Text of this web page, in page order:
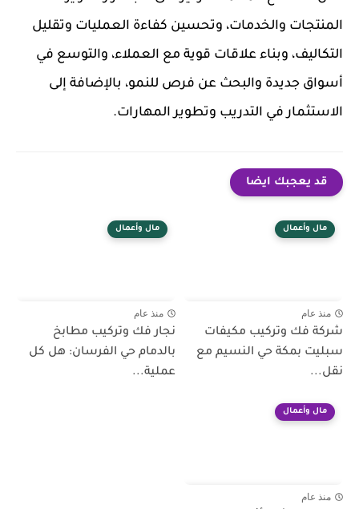
المنتجات والخدمات، وتحسين كفاءة العمليات وتقليل
التكاليف، وبناء علاقات قوية مع العملاء، والتوسع في
أسواق جديدة والبحث عن فرص للنمو، بالإضافة إلى
الاستثمار في التدريب وتطوير المهارات.
قد يعجبك ايضا
مال وأعمال
منذ عام
شركة فك وتركيب مكيفات
سبليت بمكة حي النسيم مع
نقل...
مال وأعمال
منذ عام
نجار فك وتركيب مطابخ
بالدمام حي الفرسان: هل كل
عملية...
مال وأعمال
منذ عام